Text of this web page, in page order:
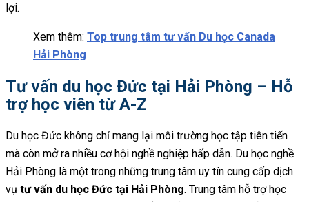
lợi.
Xem thêm: Top trung tâm tư vấn Du học Canada
Hải Phòng
Tư vấn du học Đức tại Hải Phòng – Hỗ
trợ học viên từ A-Z
Du học Đức không chỉ mang lại môi trường học tập tiên tiến
mà còn mở ra nhiều cơ hội nghề nghiệp hấp dẫn. Du học nghề
Hải Phòng là một trong những trung tâm uy tín cung cấp dịch
vụ tư vấn du học Đức tại Hải Phòng. Trung tâm hỗ trợ học